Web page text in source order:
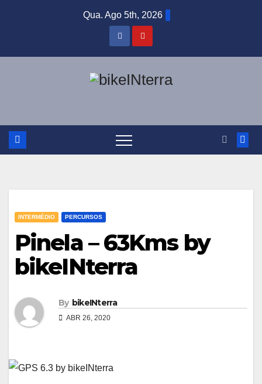
Qua. Ago 5th, 2026
INTERMÉDIO PERCURSOS
Pinela – 63Kms by
bikeINterra
By bikeINterra
ABR 26, 2020